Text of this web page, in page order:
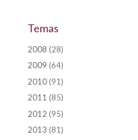
Temas
2008 (28)
2009 (64)
2010(91)
2011 (85)
2012 (95)
2013 (81)